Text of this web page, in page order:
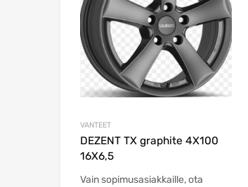
VANTEET
DEZENT TX graphite 4X100
16X6,5
Vain sopimusasiakkaille, ota